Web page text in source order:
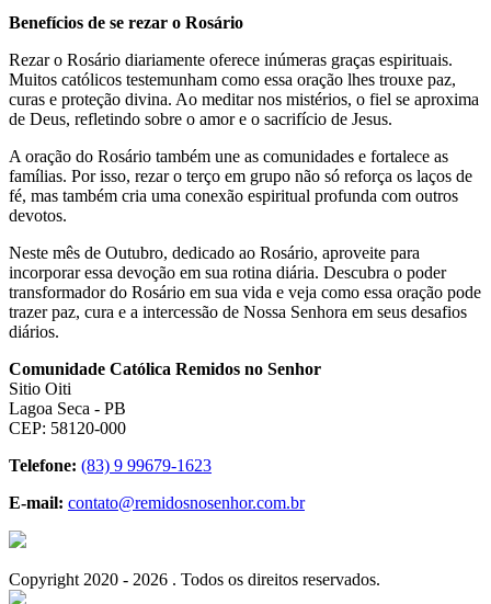
Benefícios de se rezar o Rosário
Rezar o Rosário diariamente oferece inúmeras graças espirituais.
Muitos católicos testemunham como essa oração lhes trouxe paz,
curas e proteção divina. Ao meditar nos mistérios, o fiel se aproxima
de Deus, refletindo sobre o amor e o sacrifício de Jesus.
A oração do Rosário também une as comunidades e fortalece as
famílias. Por isso, rezar o terço em grupo não só reforça os laços de
fé, mas também cria uma conexão espiritual profunda com outros
devotos.
Neste mês de Outubro, dedicado ao Rosário, aproveite para
incorporar essa devoção em sua rotina diária. Descubra o poder
transformador do Rosário em sua vida e veja como essa oração pode
trazer paz, cura e a intercessão de Nossa Senhora em seus desafios
diários.
Comunidade Católica Remidos no Senhor
Sitio Oiti
Lagoa Seca - PB
CEP: 58120-000
Telefone: (83) 9 99679-1623
E-mail: contato@remidosnosenhor.com.br
Copyright 2020 - 2026 . Todos os direitos reservados.